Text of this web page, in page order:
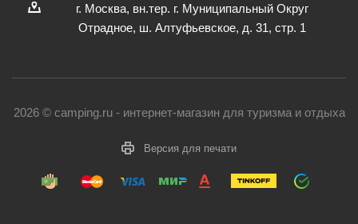
г. Москва, вн.тер. г. Муниципальный Округ
Отрадное, ш. Алтуфьевское, д. 31, стр. 1
2026 © camping.ru - интернет-магазин для туризма и отдыха
Версия для печати